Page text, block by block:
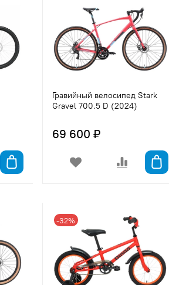
Гравийный велосипед Stark
Gravel 700.5 D (2024)
69 600 ₽
-32%